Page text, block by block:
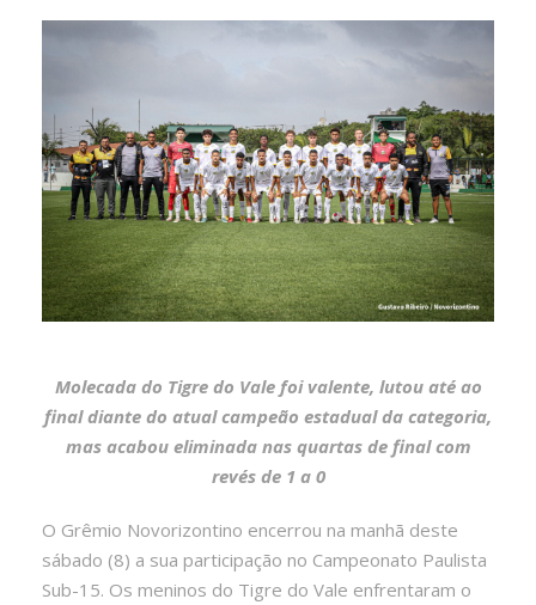
Molecada do Tigre do Vale foi valente, lutou até ao
final diante do atual campeão estadual da categoria,
mas acabou eliminada nas quartas de final com
revés de 1 a 0
O Grêmio Novorizontino encerrou na manhã deste
sábado (8) a sua participação no Campeonato Paulista
Sub-15. Os meninos do Tigre do Vale enfrentaram o